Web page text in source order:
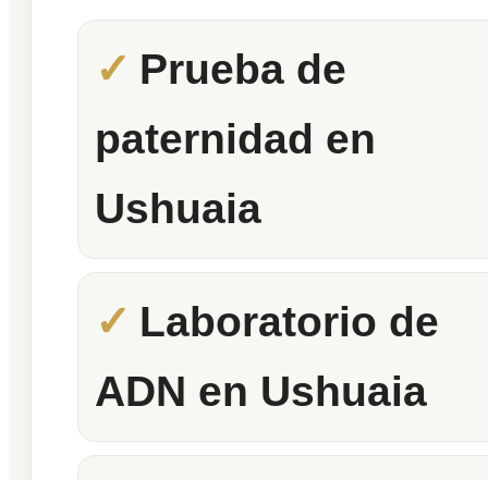
Prueba de
paternidad en
Ushuaia
Laboratorio de
ADN en Ushuaia